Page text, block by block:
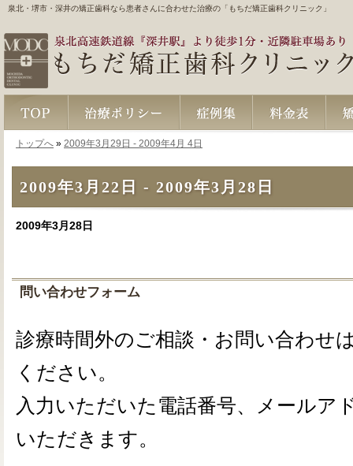
2009年3月22日 - 2009年3月28日
泉北・堺市・深井の矯正歯科なら患者さんに合わせた治療の「もちだ矯正歯科クリニック」
トップへ » 2009年3月29日 - 2009年4月 4日
2009年3月28日
問い合わせフォーム
診療時間外のご相談・お問い合わせ
ください。
入力いただいた電話番号、メールア
いただきます。